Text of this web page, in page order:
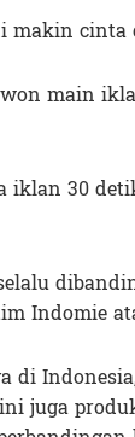
makin cinta
main
iklan 30
Indomie
di
juga